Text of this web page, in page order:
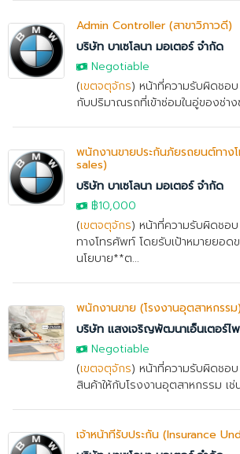
Admin Controller (สาขาวิภาวดี)
บริษัท บาเซโลนา มอเตอร์ จำกัด
Negotiable
(เขตจตุจักร) หน้าที่ความรับผิดชอ
กับปริมาณรถที่เข้าซ่อมในอู่ของช่าง
พนักงานขายประกันภัยรถยนต์ทาง
sales)
บริษัท บาเซโลนา มอเตอร์ จำกัด
฿10,000
(เขตจตุจักร) หน้าที่ความรับผิดชอ
ทางโทรศัพท์ โดยรับเป้าหมายยอด
นโยบาย**ต...
พนักงานขาย (โรงงานอุตสาหกรร
บริษัท แสงเจริญพัฒนาเอ็นเตอร์ไ
Negotiable
(เขตจตุจักร) หน้าที่ความรับผิดชอ
สินค้าให้กับโรงงานอุตสาหกรรม เช่
เจ้าหน้าที่รับประกัน (Insurance